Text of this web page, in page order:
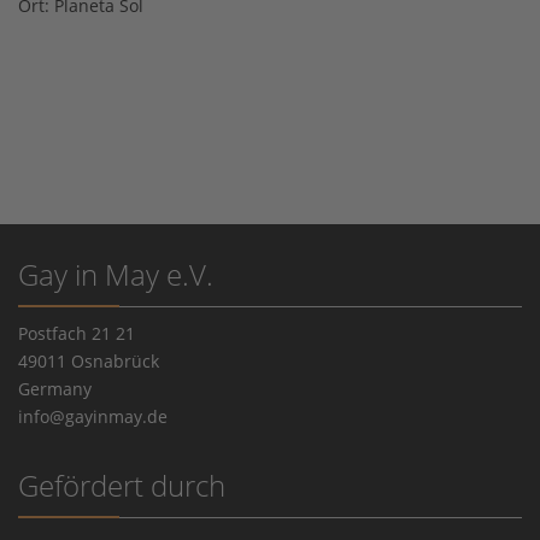
Ort: Planeta Sol
Gay in May e.V.
Postfach 21 21
49011 Osnabrück
Germany
info@gayinmay.de
Gefördert durch